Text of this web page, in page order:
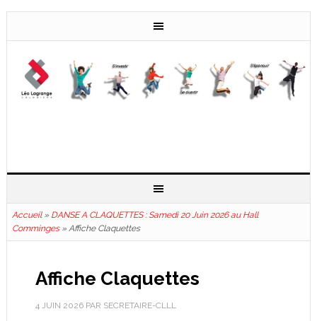
Accueil» DANSE A CLAQUETTES : Samedi 20 Juin 2026 au Hall
Comminges» Affiche Claquettes
Affiche Claquettes
4 JUIN 2026PAR SECRETAIRE-CLLL